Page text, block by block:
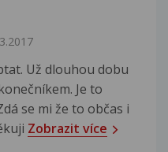
Už dlouhou dobu
Je to
se mi že to občas i
Zobrazit více